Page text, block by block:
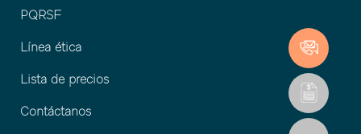
PQRSF
Línea ética
Lista de precios
Contáctanos